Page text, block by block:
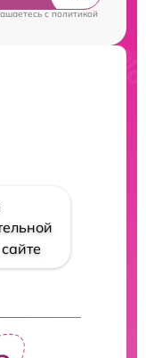
cполитикой